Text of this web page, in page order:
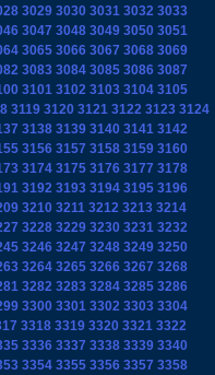
3029 3030 3031 3032 3033
3047 3048 3049 3050 3051
3065 3066 3067 3068 3069
3083 3084 3085 3086 3087
3101 3102 3103 3104 3105
3119 3120 3121 3122 3123 3124
3138 3139 3140 3141 3142
3156 3157 3158 3159 3160
3174 3175 3176 3177 3178
3192 3193 3194 3195 3196
3210 3211 3212 3213 3214
3228 3229 3230 3231 3232
3246 3247 3248 3249 3250
3264 3265 3266 3267 3268
3282 3283 3284 3285 3286
3300 3301 3302 3303 3304
3318 3319 3320 3321 3322
3336 3337 3338 3339 3340
3354 3355 3356 3357 3358